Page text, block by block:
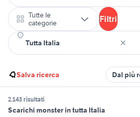
Tutte le
categorie
Filtri
Salva ricerca Dal più
2.143 risultati
Scarichi monster in tutta Italia